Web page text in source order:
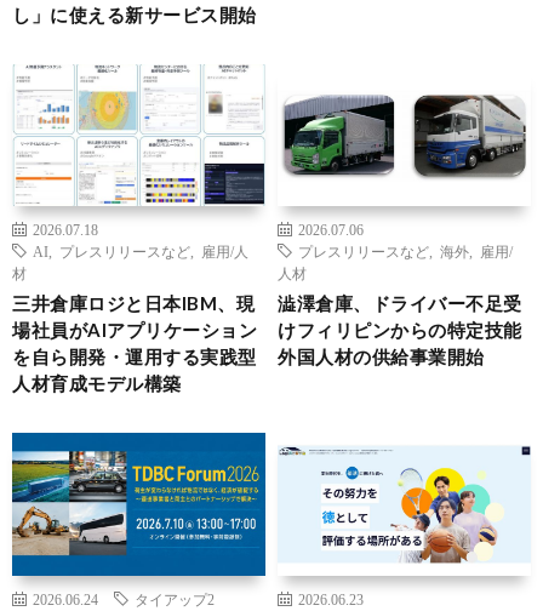
し」に使える新サービス開始
2026.07.18
AI
プレスリリースなど
雇用/人
材
三井倉庫ロジと日本IBM、現
場社員がAIアプリケーション
を自ら開発・運用する実践型
人材育成モデル構築
2026.07.06
プレスリリースなど
海外
雇用/
人材
澁澤倉庫、ドライバー不足受
けフィリピンからの特定技能
外国人材の供給事業開始
2026.06.24 タイアップ2
2026.06.23